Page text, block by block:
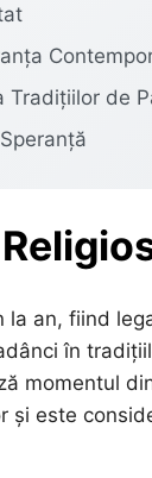
Tradițiilor de
la an, fiind
în
momentul
și este